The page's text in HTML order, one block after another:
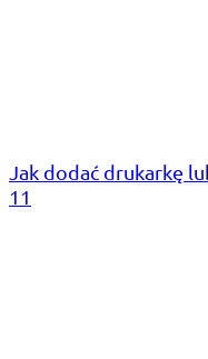
Jak dodać drukarkę
11